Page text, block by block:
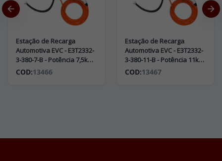
Estação de Recarga
Automotiva EVC - E3T2332-
3-380-7-B - Potência 7,5kW
380V Trifásico
COD:13466
Estação de Recarga
Automotiva EVC - E3T2332-
3-380-11-B - Potência 11kW
380V Trifásico
COD:13467